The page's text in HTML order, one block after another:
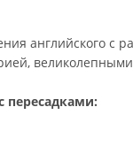
английского с
пересадками: